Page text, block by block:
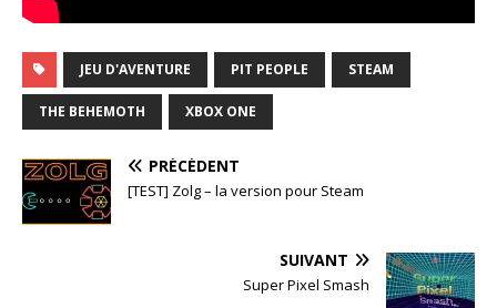
JEU D'AVENTURE PIT PEOPLE STEAM
THE BEHEMOTH XBOX ONE
PRÉCÉDENT
[TEST] Zolg – la version pour Steam
SUIVANT
Super Pixel Smash